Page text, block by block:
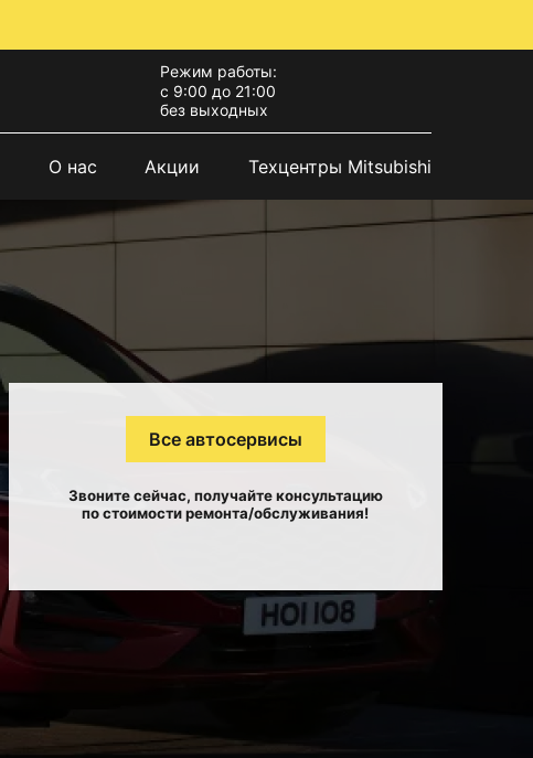
Режим работы:
с 9:00 до 21:00
без выходных
О нас Акции Техцентры Mitsubishi
Все автосервисы
Звоните сейчас, получайте консультацию
по стоимости ремонта/обслуживания!